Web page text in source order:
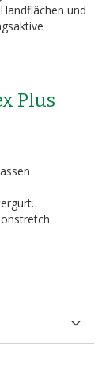
und
Plus